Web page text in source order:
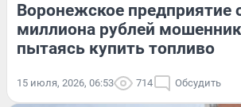
Воронежское предприятие
миллиона рублей
пытаясь купить топливо
15 июля, 2026, 06:53 714 Обсудить